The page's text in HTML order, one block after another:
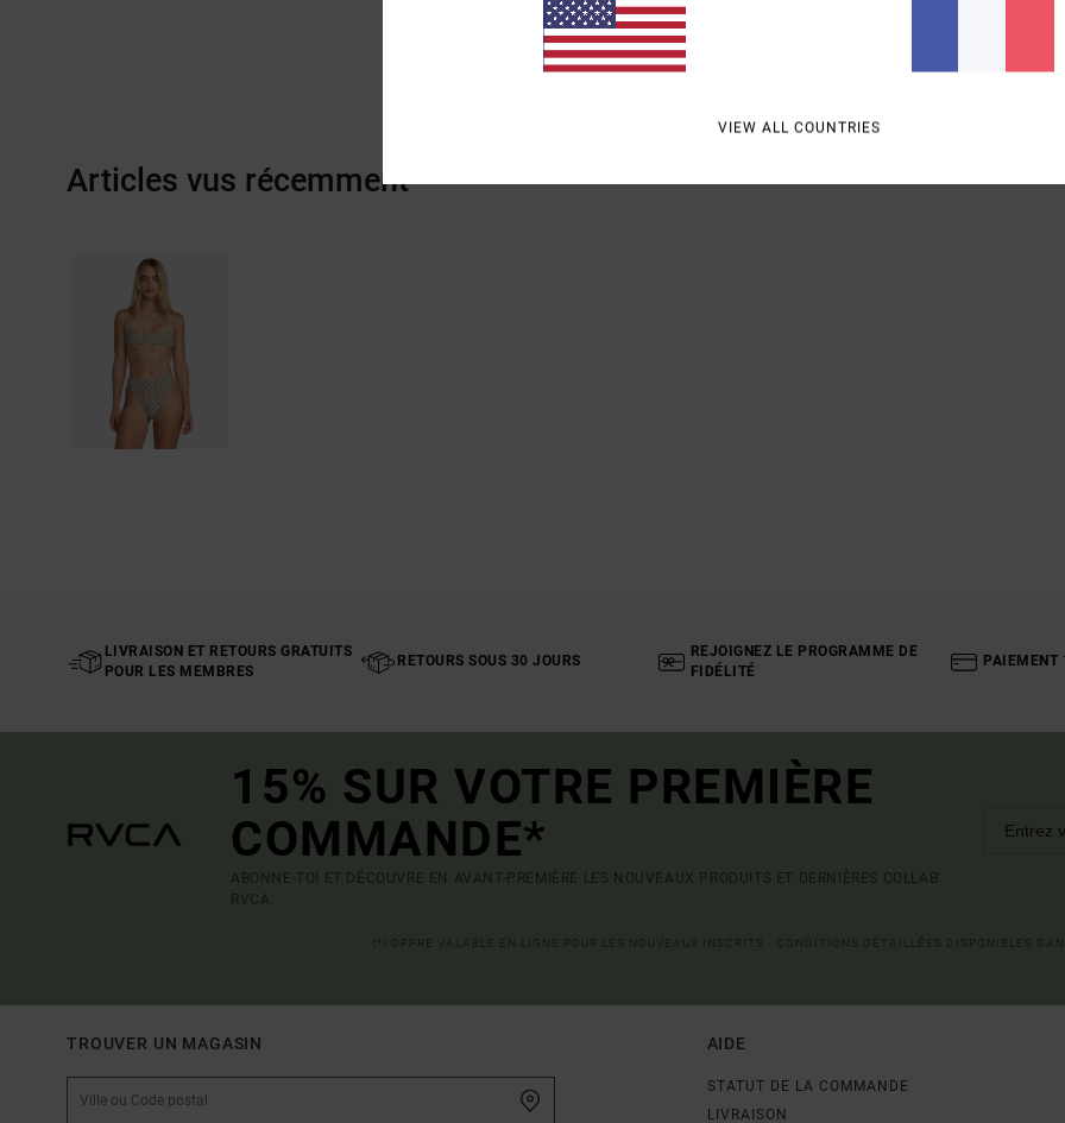
Articles vus récemment
LIVRAISON ET RETOURS GRATUITS
POUR LES MEMBRES
RETOURS SOUS 30 JOURS
REJOIGNEZ LE PROGRAMME DE
FIDÉLITÉ
PAIEMENT
15% SUR VOTRE PREMIÈRE
COMMANDE*
ABONNE-TOI ET DÉCOUVRE EN AVANT-PREMIÈRE LES NOUVEAUX PRODUITS ET DERNIÈRES COLLAB'
RVCA.
TROUVER UN MAGASIN AIDE
STATUT DE LA COMMANDE
LIVRAISON
VIEW ALL COUNTRIES